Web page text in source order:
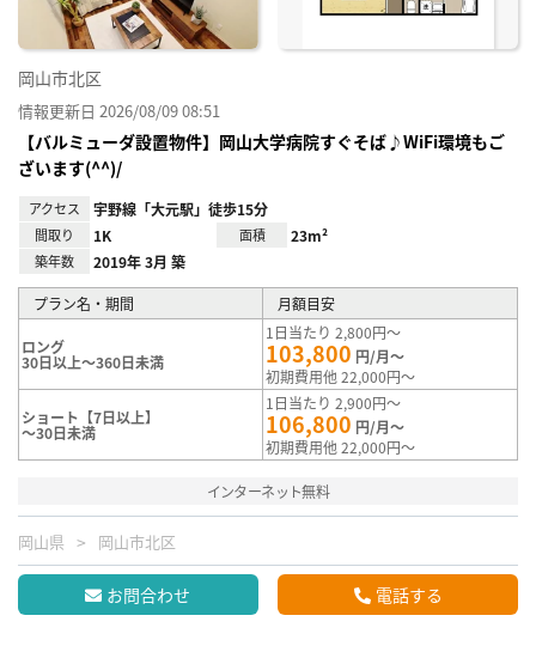
岡山市北区
情報更新日 2026/08/09 08:51
【バルミューダ設置物件】岡山大学病院すぐそば♪WiFi環境もご
ざいます(^^)/
アクセス 宇野線「大元駅」徒歩15分
間取り 1K 面積 23m²
築年数 2019年 3月 築
プラン名・期間 月額目安
ロング
30日以上～360日未満
1日当たり 2,800円～
103,800 円/月～
初期費用他 22,000円～
ショート【7日以上】
～30日未満
1日当たり 2,900円～
106,800 円/月～
初期費用他 22,000円～
インターネット無料
岡山県 岡山市北区
お問合わせ 電話する